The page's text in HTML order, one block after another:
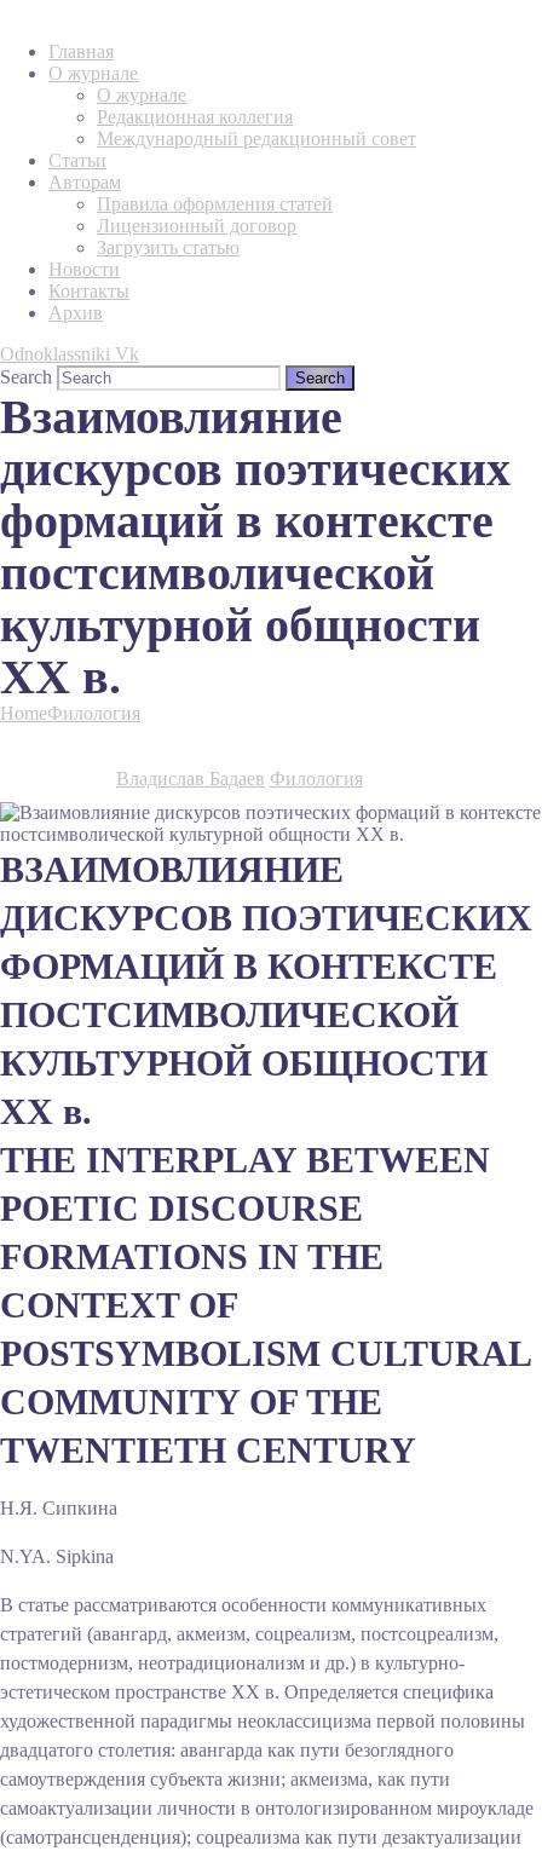
Главная
О журнале
О журнале
Редакционная коллегия
Международный редакционный совет
Статьи
Авторам
Правила оформления статей
Лицензионный договор
Загрузить статью
Новости
Контакты
Архив
Odnoklassniki Vk
Search
Взаимовлияние
дискурсов поэтических
формаций в контексте
постсимволической
культурной общности
XX в.
HomeФилология
Владислав Бадаев Филология
ВЗАИМОВЛИЯНИЕ
ДИСКУРСОВ ПОЭТИЧЕСКИХ
ФОРМАЦИЙ В КОНТЕКСТЕ
ПОСТСИМВОЛИЧЕСКОЙ
КУЛЬТУРНОЙ ОБЩНОСТИ
XX в.
THE INTERPLAY BETWEEN
POETIC DISCOURSE
FORMATIONS IN THE
CONTEXT OF
POSTSYMBOLISM CULTURAL
COMMUNITY OF THE
TWENTIETH CENTURY
Н.Я. Сипкина
N.YA. Sipkina
В статье рассматриваются особенности коммуникативных
стратегий (авангард, акмеизм, соцреализм, постсоцреализм,
постмодернизм, неотрадиционализм и др.) в культурно-
эстетическом пространстве XX в. Определяется специфика
художественной парадигмы неоклассицизма первой половины
двадцатого столетия: авангарда как пути безоглядного
самоутверждения субъекта жизни; акмеизма, как пути
самоактуализации личности в онтологизированном мироукладе
(самотрансценденция); соцреализма как пути дезактуализации